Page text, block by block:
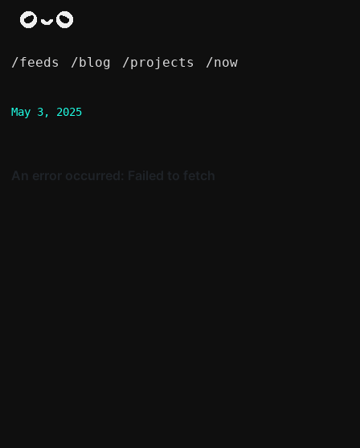
/feeds /blog /projects /now
May 3, 2025